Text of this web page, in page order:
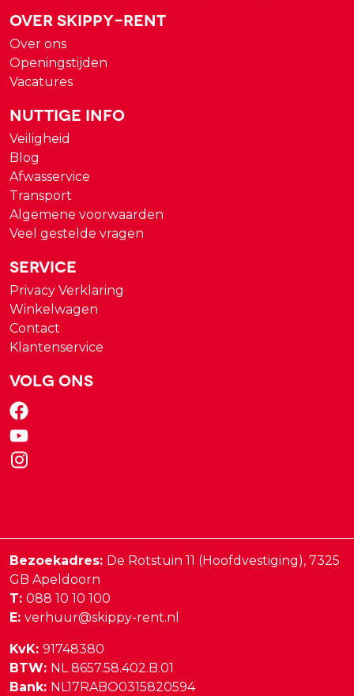
Over Skippy-rent
Over ons
Openingstijden
Vacatures
Nuttige Info
Veiligheid
Blog
Afwasservice
Transport
Algemene voorwaarden
Veel gestelde vragen
Service
Privacy Verklaring
Winkelwagen
Contact
Klantenservice
Volg ons
Bezoekadres: De Rotstuin 11 (Hoofdvestiging), 7325
GB Apeldoorn
T: 088 10 10 100
E: verhuur@skippy-rent.nl
KvK: 91748380
BTW: NL 8657.58.402.B.01
Bank: NL17RABO0315820594